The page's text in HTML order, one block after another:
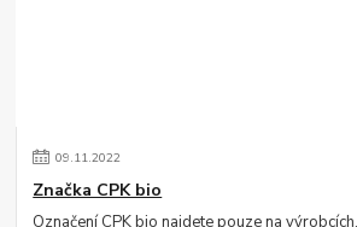
09.11.2022
Značka CPK bio